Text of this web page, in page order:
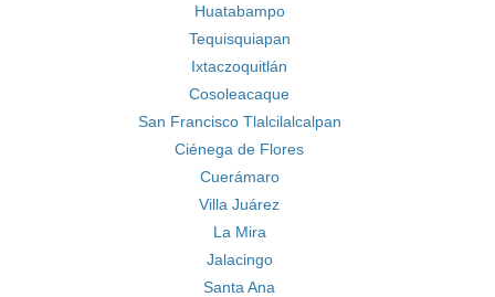
Huatabampo
Tequisquiapan
Ixtaczoquitlán
Cosoleacaque
San Francisco Tlalcilalcalpan
Ciénega de Flores
Cuerámaro
Villa Juárez
La Mira
Jalacingo
Santa Ana